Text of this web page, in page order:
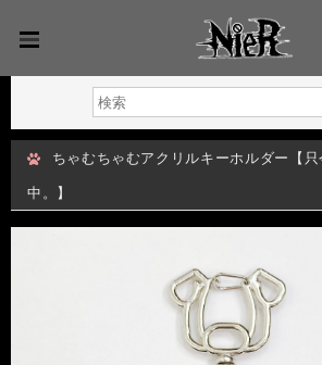
ちゃむちゃむアクリルキーホルダー【
中。】